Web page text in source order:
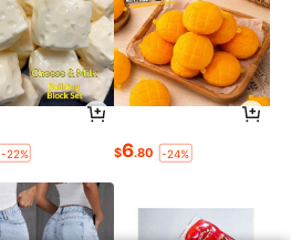
-22% $6.80 -24%